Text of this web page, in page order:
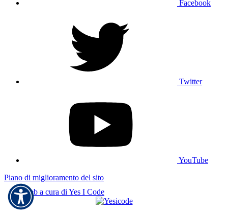
Facebook
Twitter
YouTube
Piano di miglioramento del sito
Sito web a cura di Yes I Code